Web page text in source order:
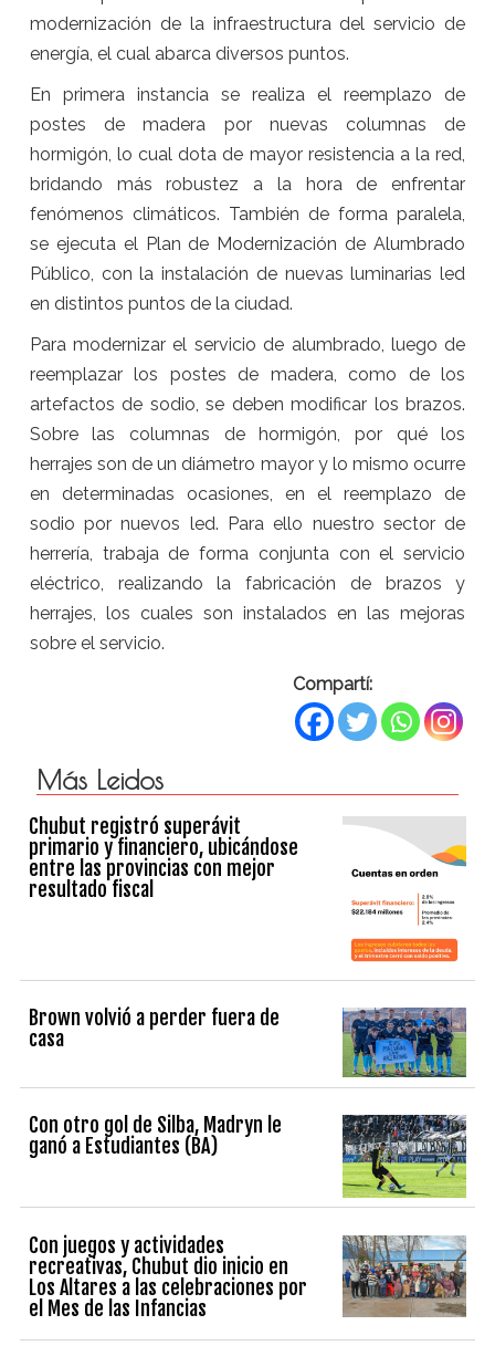
modernización de la infraestructura del servicio de
energía, el cual abarca diversos puntos.
En primera instancia se realiza el reemplazo de
postes de madera por nuevas columnas de
hormigón, lo cual dota de mayor resistencia a la red,
bridando más robustez a la hora de enfrentar
fenómenos climáticos. También de forma paralela,
se ejecuta el Plan de Modernización de Alumbrado
Público, con la instalación de nuevas luminarias led
en distintos puntos de la ciudad.
Para modernizar el servicio de alumbrado, luego de
reemplazar los postes de madera, como de los
artefactos de sodio, se deben modificar los brazos.
Sobre las columnas de hormigón, por qué los
herrajes son de un diámetro mayor y lo mismo ocurre
en determinadas ocasiones, en el reemplazo de
sodio por nuevos led. Para ello nuestro sector de
herrería, trabaja de forma conjunta con el servicio
eléctrico, realizando la fabricación de brazos y
herrajes, los cuales son instalados en las mejoras
sobre el servicio.
Compartí:
Más Leidos
Chubut registró superávit
primario y financiero, ubicándose
entre las provincias con mejor
resultado fiscal
Brown volvió a perder fuera de
casa
Con otro gol de Silba, Madryn le
ganó a Estudiantes (BA)
Con juegos y actividades
recreativas, Chubut dio inicio en
Los Altares a las celebraciones por
el Mes de las Infancias